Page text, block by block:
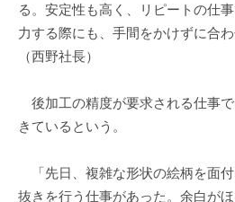
る。安定性も高く、リピートの仕
力する際にも、手間をかけずに合
（西野社長）
後加工の精度が要求される仕事
きているという。
「先日、複雑な形状の絵柄を面
抜きを行う仕事があった。余白が